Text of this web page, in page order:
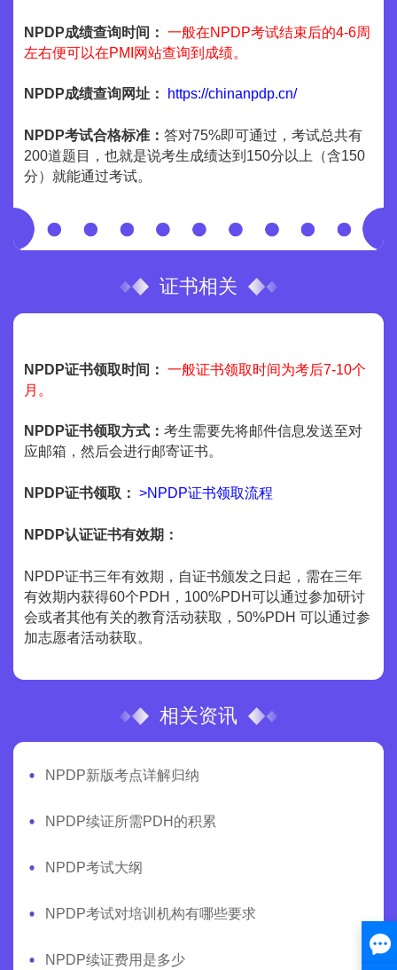
NPDP成绩查询时间： 一般在NPDP考试结束后的4-6周
左右便可以在PMI网站查询到成绩。
NPDP成绩查询网址： https://chinanpdp.cn/
NPDP考试合格标准： 答对75%即可通过，考试总共有
200道题目，也就是说考生成绩达到150分以上（含150
分）就能通过考试。
证书相关
NPDP证书领取时间： 一般证书领取时间为考后7-10个
月。
NPDP证书领取方式： 考生需要先将邮件信息发送至对
应邮箱，然后会进行邮寄证书。
NPDP证书领取： >NPDP证书领取流程
NPDP认证证书有效期：
NPDP证书三年有效期，自证书颁发之日起，需在三年
有效期内获得60个PDH，100%PDH可以通过参加研讨
会或者其他有关的教育活动获取，50%PDH 可以通过参
加志愿者活动获取。
相关资讯
NPDP新版考点详解归纳
NPDP续证所需PDH的积累
NPDP考试大纲
NPDP考试对培训机构有哪些要求
NPDP续证费用是多少